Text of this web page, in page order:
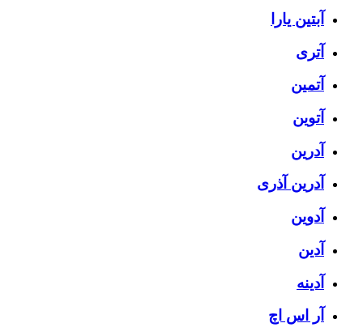
آبتین یارا
آتری
آتمین
آتوین
آدرین
آدرین آذری
آدوین
آدین
آدینه
آر اس اچ